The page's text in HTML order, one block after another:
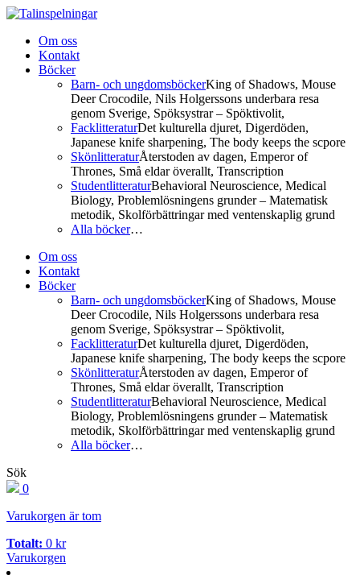
Om oss
Kontakt
Böcker
Barn- och ungdomsböckerKing of Shadows, Mouse
Deer Crocodile, Nils Holgerssons underbara resa
genom Sverige, Spöksystrar – Spöktivolit,
FacklitteraturDet kulturella djuret, Digerdöden,
Japanese knife sharpening, The body keeps the scpore
SkönlitteraturÅterstoden av dagen, Emperor of
Thrones, Små eldar överallt, Transcription
StudentlitteraturBehavioral Neuroscience, Medical
Biology, Problemlösningens grunder – Matematisk
metodik, Skolförbättringar med ventenskaplig grund
Alla böcker…
Om oss
Kontakt
Böcker
Barn- och ungdomsböckerKing of Shadows, Mouse
Deer Crocodile, Nils Holgerssons underbara resa
genom Sverige, Spöksystrar – Spöktivolit,
FacklitteraturDet kulturella djuret, Digerdöden,
Japanese knife sharpening, The body keeps the scpore
SkönlitteraturÅterstoden av dagen, Emperor of
Thrones, Små eldar överallt, Transcription
StudentlitteraturBehavioral Neuroscience, Medical
Biology, Problemlösningens grunder – Matematisk
metodik, Skolförbättringar med ventenskaplig grund
Alla böcker…
Sök
0
Varukorgen är tom
Totalt: 0 kr
Varukorgen